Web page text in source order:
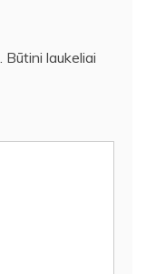
Būtini laukeliai